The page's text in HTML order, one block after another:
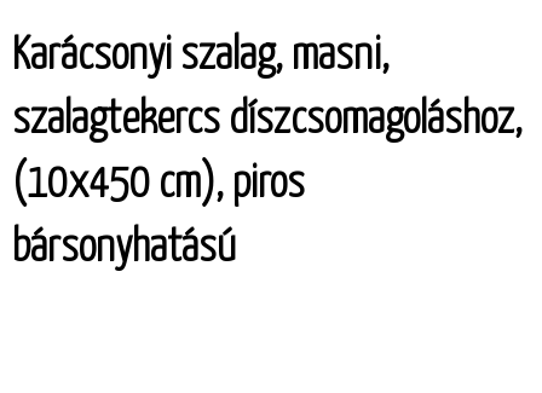
Karácsonyi szalag, masni,
szalagtekercs díszcsomagoláshoz,
(10x450 cm), piros
bársonyhatású